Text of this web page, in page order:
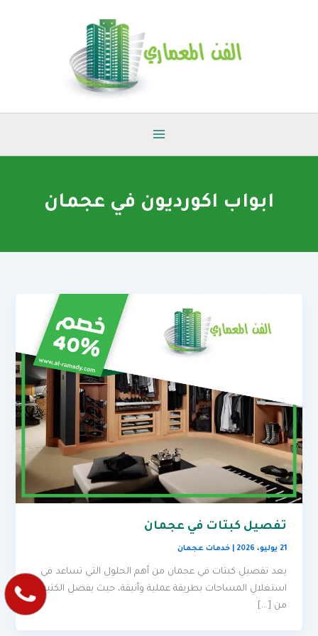
ابواب اكورديون في عجمان
تفصيل كبتات في عجمان
21 يوليو، 2026 |خدمات عجمان
يعد تفصيل كبتات في عجمان من أهم الحلول التي تساعد في
استغلال المساحات بطريقة عملية وأنيقة، حيث يفضل الكثير
من […]